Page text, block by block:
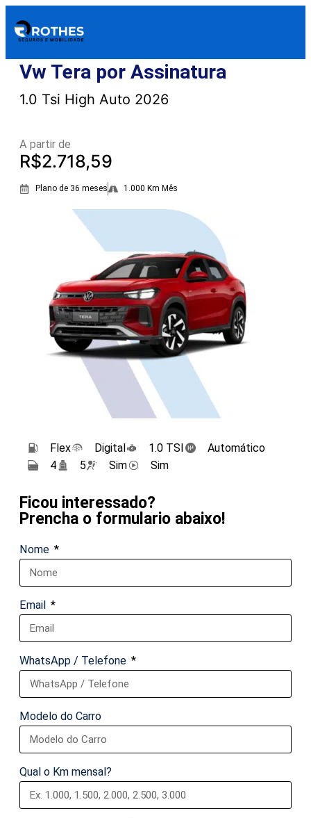
Vw Tera por Assinatura
1.0 Tsi High Auto 2026
A partir de
R$2.718,59
Plano de 36 meses 1.000 Km Mês
Flex Digital 1.0 TSI
Automático
4
5 Sim Sim
Ficou interessado?
Prencha o formulario abaixo!
Nome
Email
WhatsApp / Telefone
Modelo do Carro
Qual o Km mensal?